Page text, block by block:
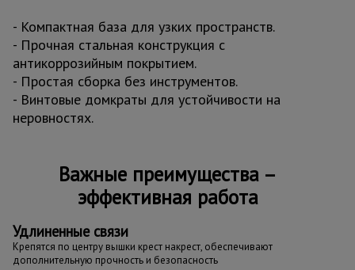
- Компактная база для узких пространств.
- Прочная стальная конструкция с
антикоррозийным покрытием.
- Простая сборка без инструментов.
- Винтовые домкраты для устойчивости на
неровностях.
Важные преимущества –
эффективная работа
Удлиненные связи
Крепятся по центру вышки крест накрест, обеспечивают
дополнительную прочность и безопасность